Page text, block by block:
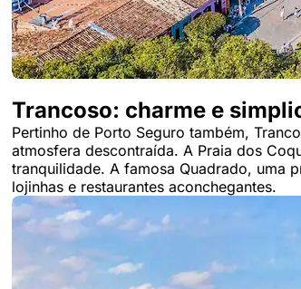
Trancoso: charme e
Pertinho de Porto Seguro também,
atmosfera descontraída. A Praia dos
tranquilidade. A famosa Quadrado, uma
lojinhas e restaurantes aconchegantes.